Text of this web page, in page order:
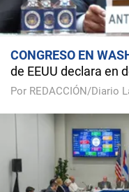
CONGRESO EN
de EEUU declara en
Por REDACCIÓN/Diario